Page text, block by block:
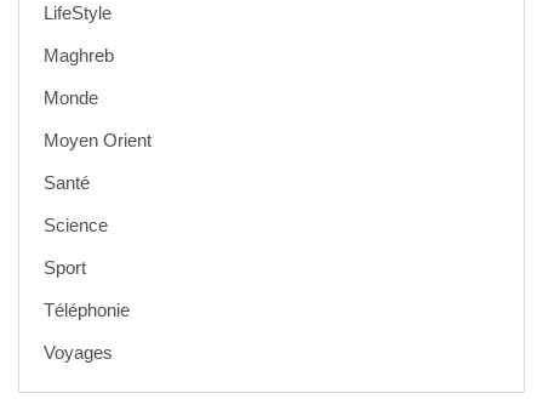
LifeStyle
Maghreb
Monde
Moyen Orient
Santé
Science
Sport
Téléphonie
Voyages